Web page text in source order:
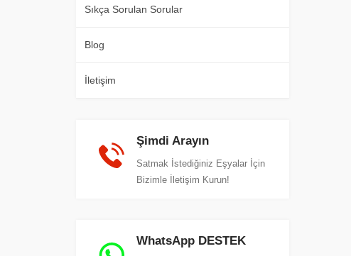
Sıkça Sorulan Sorular
Blog
İletişim
Şimdi Arayın
Satmak İstediğiniz Eşyalar İçin
Bizimle İletişim Kurun!
WhatsApp DESTEK